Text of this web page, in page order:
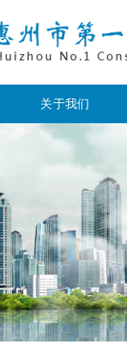
关于我们